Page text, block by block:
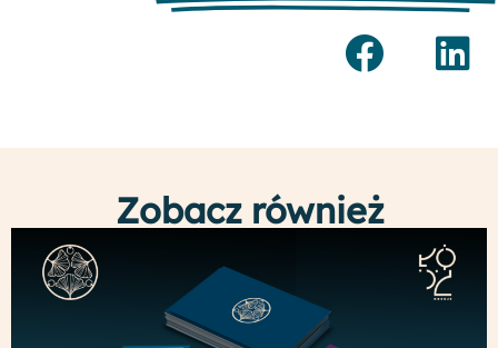
Zobacz również